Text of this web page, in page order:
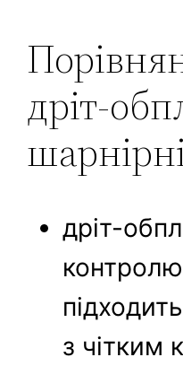
дріт-
дріт-
з чітким